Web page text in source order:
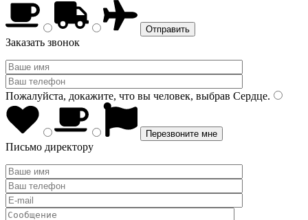
Заказать звонок
Пожалуйста, докажите, что вы человек, выбрав Сердце.
Письмо директору